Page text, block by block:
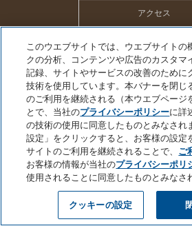
アクセス
ホテル トップ メールマガジン 採用
ハイアット グローバル プライバシーポリシー
個人情報を販売または共有しないでください プラ
サイトのご利用について サ
©2026 Hyatt
このウエブサイトでは、ウエブサイトの
クの分析、コンテンツや広告のカスタマ
記録、サイトやサービスの改善のために
技術を使用しています。本バナーを閉じ
のご利用を継続される（本ウエブページ
とで、当社のプライバシーポリシーに詳
の技術の使用に同意したものとみなされ
設定」をクリックすると、お客様の設定
サイトのご利用を継続されることで、 ご
お客様の情報が当社のプライバシーポリ
使用されることに同意したものとみなさ
クッキーの設定